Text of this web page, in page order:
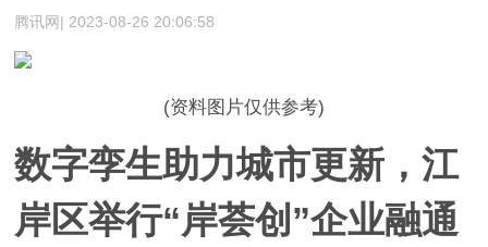
腾讯网| 2023-08-26 20:06:58
(资料图片仅供参考)
数字孪生助力城市更新，江
岸区举行“岸荟创”企业融通